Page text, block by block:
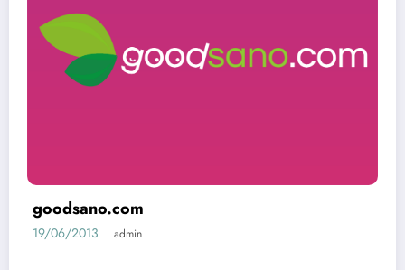
goodsano.com
19/06/2013 admin